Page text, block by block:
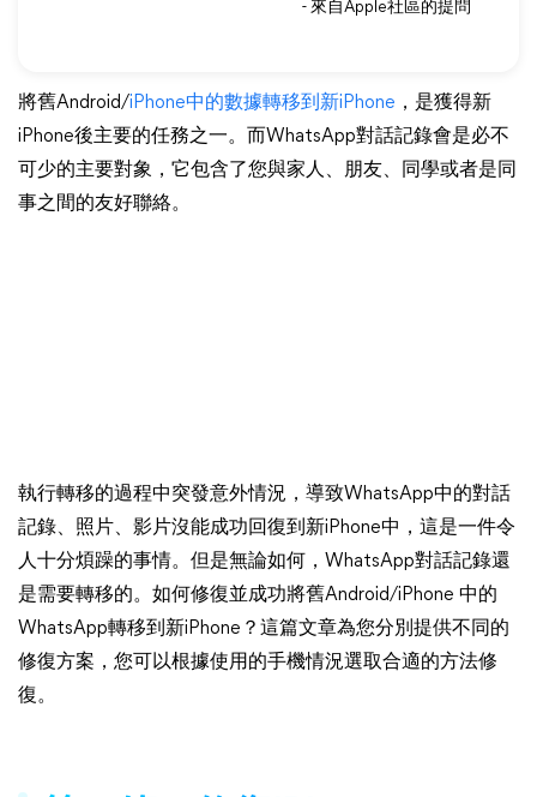
- 來自Apple社區的提問
將舊Android/iPhone中的數據轉移到新iPhone ，是獲得新
iPhone後主要的任務之一。而WhatsApp對話記錄會是必不
可少的主要對象，它包含了您與家人、朋友、同學或者是同
事之間的友好聯絡。
執行轉移的過程中突發意外情況，導致WhatsApp中的對話
記錄、照片、影片沒能成功回復到新iPhone中，這是一件令
人十分煩躁的事情。但是無論如何，WhatsApp對話記錄還
是需要轉移的。如何修復並成功將舊Android/iPhone 中的
WhatsApp轉移到新iPhone？這篇文章為您分別提供不同的
修復方案，您可以根據使用的手機情況選取合適的方法修
復。